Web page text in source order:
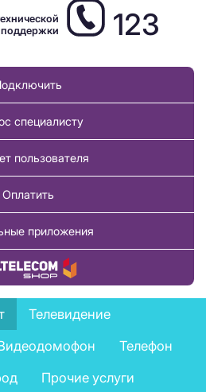
поддержки
123
специалисту
пользователя
Оплатить
приложения
товар
Телевидение
Телефон
Прочие услуги